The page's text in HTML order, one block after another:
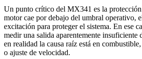
Un punto crítico del MX341 es la
motor cae por debajo del umbral operativo,
excitación para proteger el sistema. En ese
medir una salida aparentemente insuficiente
en realidad la causa raíz está en
o ajuste de velocidad.